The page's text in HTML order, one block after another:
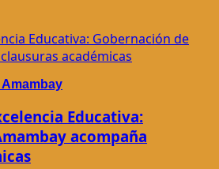
Educativa: Gobernación de
académicas
Educativa:
acompaña